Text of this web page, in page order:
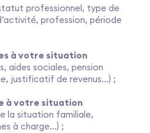
professionnel, type de
profession, période
à votre situation
aides sociales, pension
justificatif de revenus...) ;
à votre situation
la situation familiale,
à charge...) ;